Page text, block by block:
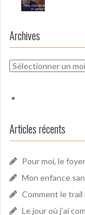
Archives
Archives
Articles récents
Pour moi, le
Mon enfance
Comment le trail
Le jour où j’ai